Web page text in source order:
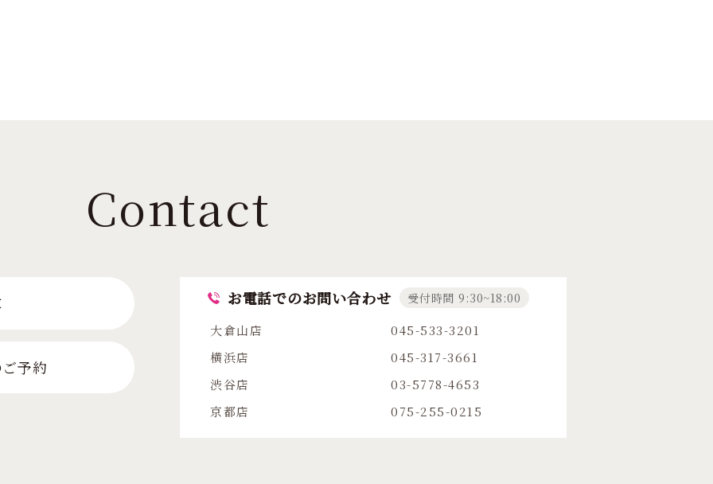
Contact
予約
お電話でのお問い合わせ 受付時間 9:30~18:00
大倉山店
045-533-3201
横浜店
045-317-3661
渋谷店
03-5778-4653
京都店
075-255-0215